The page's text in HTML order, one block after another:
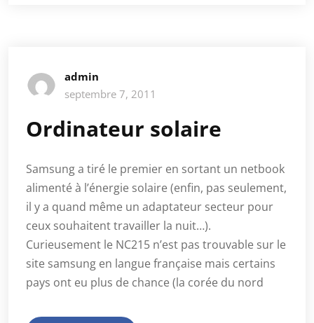
admin
septembre 7, 2011
Ordinateur solaire
Samsung a tiré le premier en sortant un netbook
alimenté à l’énergie solaire (enfin, pas seulement,
il y a quand même un adaptateur secteur pour
ceux souhaitent travailler la nuit…).
Curieusement le NC215 n’est pas trouvable sur le
site samsung en langue française mais certains
pays ont eu plus de chance (la corée du nord